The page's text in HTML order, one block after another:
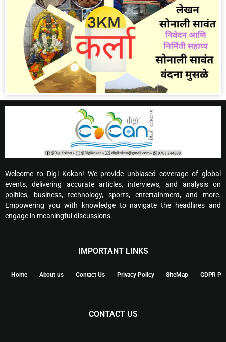
Welcome to Digi Kokan! We provide unbiased coverage of global
events, delivering accurate articles, interviews, and analysis on
politics, business, technology, sports, entertainment, and more.
Empowering you with knowledge to navigate the headlines and
engage in meaningful discussions.
IMPORTANT LINKS
Home About us Contact Us Privacy Policy SiteMap GDPR
CONTACT US